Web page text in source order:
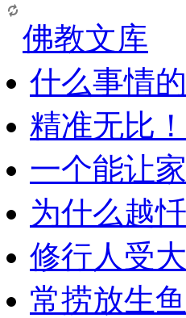
佛教文库
什么事情
精准无比
一个能让
为什么越
修行人受
常捞放生